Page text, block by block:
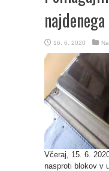
16. 6. 2020
Včeraj, 15. 6.
nasproti blokov v